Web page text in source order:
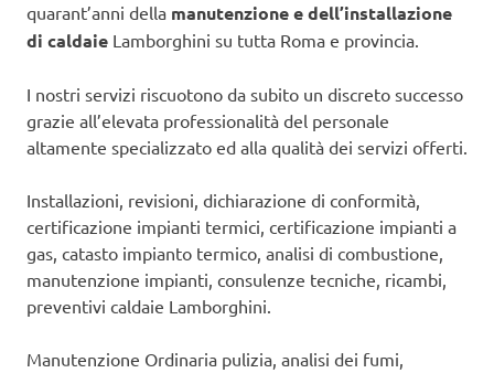
quarant’anni della manutenzione e dell’installazione
di caldaie Lamborghini su tutta Roma e provincia.
I nostri servizi riscuotono da subito un discreto successo
grazie all’elevata professionalità del personale
altamente specializzato ed alla qualità dei servizi offerti.
Installazioni, revisioni, dichiarazione di conformità,
certificazione impianti termici, certificazione impianti a
gas, catasto impianto termico, analisi di combustione,
manutenzione impianti, consulenze tecniche, ricambi,
preventivi caldaie Lamborghini.
Manutenzione Ordinaria pulizia, analisi dei fumi,